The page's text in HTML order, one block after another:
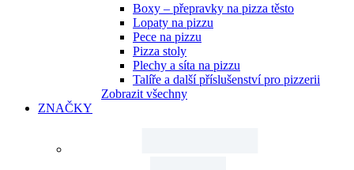
Boxy – přepravky na pizza těsto
Lopaty na pizzu
Pece na pizzu
Pizza stoly
Plechy a síta na pizzu
Talíře a další příslušenství pro pizzerii
Zobrazit všechny
ZNAČKY